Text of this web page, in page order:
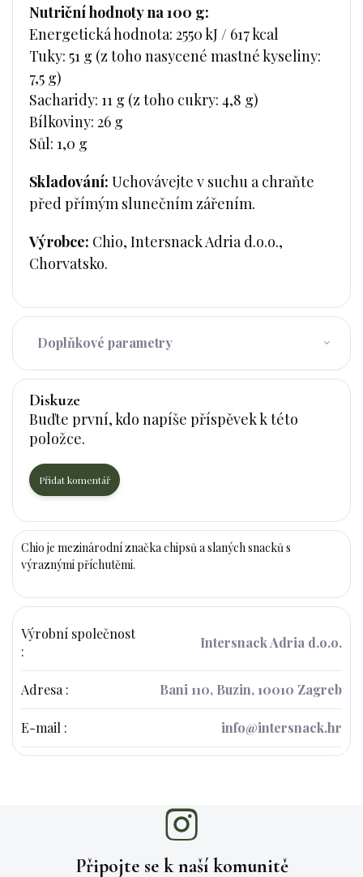
Nutriční hodnoty na 100 g:
Energetická hodnota: 2550 kJ / 617 kcal
Tuky: 51 g (z toho nasycené mastné kyseliny:
7,5 g)
Sacharidy: 11 g (z toho cukry: 4,8 g)
Bílkoviny: 26 g
Sůl: 1,0 g
Skladování: Uchovávejte v suchu a chraňte
před přímým slunečním zářením.
Výrobce: Chio, Intersnack Adria d.o.o.,
Chorvatsko.
Doplňkové parametry
Diskuze
Buďte první, kdo napíše příspěvek k této
položce.
Přidat komentář
Chio je mezinárodní značka chipsů a slaných snacků s
výraznými příchutěmi.
Výrobní společnost
:
Intersnack Adria d.o.o.
Adresa : Bani 110, Buzin, 10010 Zagreb
E-mail : info@intersnack.hr
Připojte se k naší komunitě